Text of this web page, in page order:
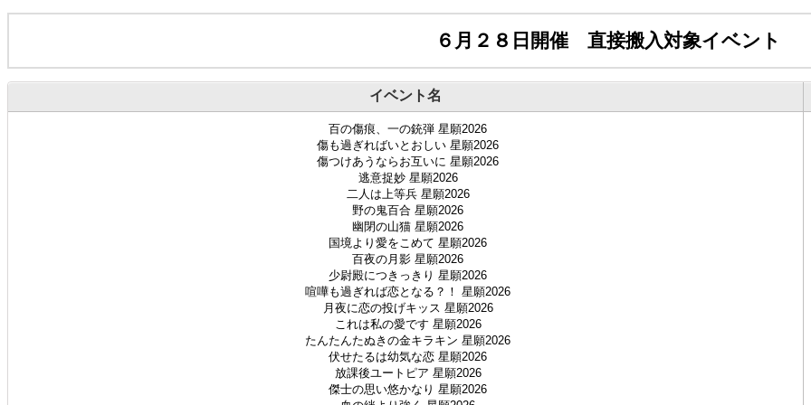
６月２８日開催 直接搬入対象イベント
イベント名
百の傷痕、一の銃弾 星願2026
傷も過ぎればいとおしい 星願2026
傷つけあうならお互いに 星願2026
逃意捉妙 星願2026
二人は上等兵 星願2026
野の鬼百合 星願2026
幽閉の山猫 星願2026
国境より愛をこめて 星願2026
百夜の月影 星願2026
少尉殿につきっきり 星願2026
喧嘩も過ぎれば恋となる？！ 星願2026
月夜に恋の投げキッス 星願2026
これは私の愛です 星願2026
たんたんたぬきの金キラキン 星願2026
伏せたるは幼気な恋 星願2026
放課後ユートピア 星願2026
傑士の思い悠かなり 星願2026